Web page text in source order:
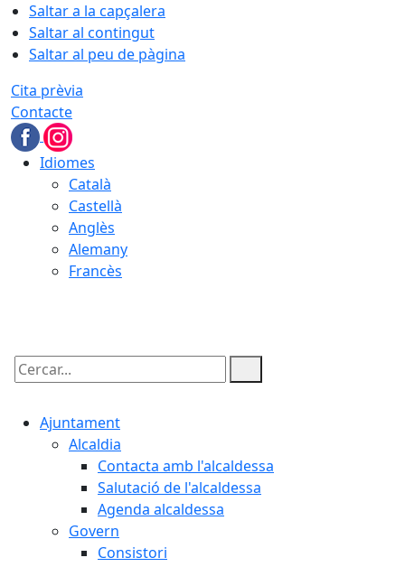
Saltar a la capçalera
Saltar al contingut
Saltar al peu de pàgina
Cita prèvia
Contacte
Idiomes
Català
Castellà
Anglès
Alemany
Francès
Cercar:
Ajuntament
Alcaldia
Contacta amb l'alcaldessa
Salutació de l'alcaldessa
Agenda alcaldessa
Govern
Consistori